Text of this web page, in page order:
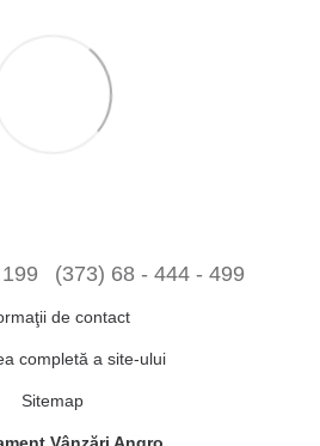
(373) 68 - 444 - 499
de contact
completă a site-ului
Sitemap